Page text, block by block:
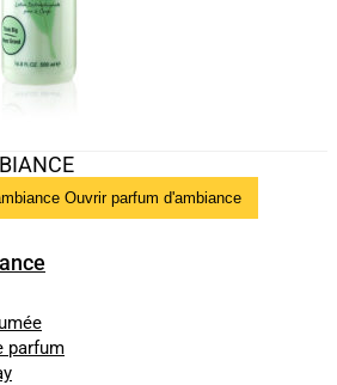
Ouvrir parfum d'ambiance
parfum